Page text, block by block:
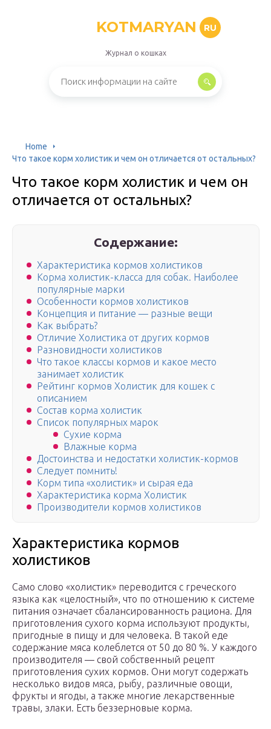
KOTMARYAN RU
Журнал о кошках
Home
Что такое корм холистик и чем он отличается от остальных?
Что такое корм холистик и чем он
отличается от остальных?
Содержание:
Характеристика кормов холистиков
Корма холистик-класса для собак. Наиболее
популярные марки
Особенности кормов холистиков
Концепция и питание — разные вещи
Как выбрать?
Отличие Холистика от других кормов
Разновидности холистиков
Что такое классы кормов и какое место
занимает холистик
Рейтинг кормов Холистик для кошек с
описанием
Состав корма холистик
Список популярных марок
Сухие корма
Влажные корма
Достоинства и недостатки холистик-кормов
Следует помнить!
Корм типа «холистик» и сырая еда
Характеристика корма Холистик
Производители кормов холистиков
Характеристика кормов
холистиков
Само слово «холистик» переводится с греческого
языка как «целостный», что по отношению к системе
питания означает сбалансированность рациона. Для
приготовления сухого корма используют продукты,
пригодные в пищу и для человека. В такой еде
содержание мяса колеблется от 50 до 80 %. У каждого
производителя — свой собственный рецепт
приготовления сухих кормов. Они могут содержать
несколько видов мяса, рыбу, различные овощи,
фрукты и ягоды, а также многие лекарственные
травы, злаки. Есть беззерновые корма.